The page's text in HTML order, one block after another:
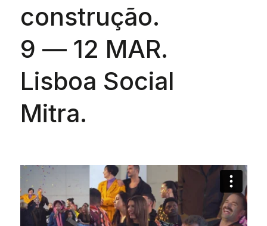
construção.
9 — 12 MAR.
Lisboa Social
Mitra.